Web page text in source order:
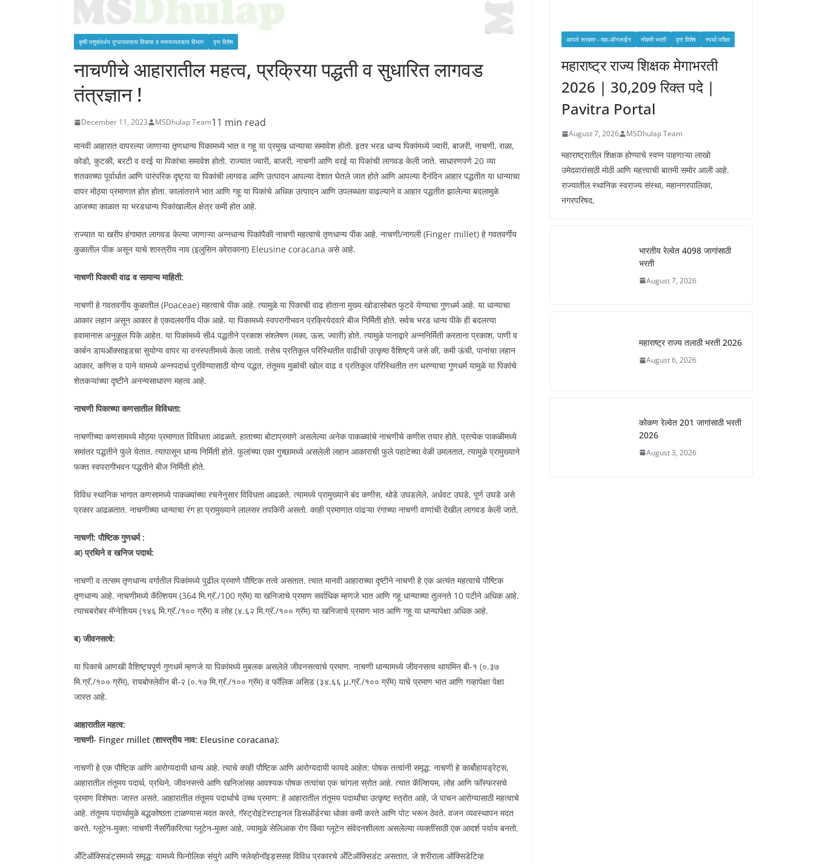
कृषी पशुसंवर्धन दुग्‍धव्‍यवसाय विकास व मत्‍स्‍यव्‍यवसाय विभाग वृत्त विशेष
नाचणीचे आहारातील महत्व, प्रक्रिया पद्धती व सुधारित लागवड
तंत्रज्ञान !
December 11, 2023 MSDhulap Team11 min read
मानवी आहारात वापरल्या जाणाऱ्या तृणधान्य पिकामध्ये भात व गहू या प्रमुख धान्याचा समावेश होतो. इतर भरड धान्य पिकांमध्ये ज्वारी, बाजरी, नाचणी, राळा,
कोडो, कुटकी, बरटी व वरई या पिकांचा समावेश होतो. राज्यात ज्वारी, बाजरी, नाचणी आणि वरई या पिकांची लागवड केली जाते. साधारणपणे 20 व्या
शतकाच्या पूर्वार्धात आणि पारंपरिक दृष्ट्या या पिकांची लागवड आणि उत्पादन आपल्या देशात घेतले जात होते आणि आपल्या दैनंदिन आहार पद्धतीत या धान्याचा
वापर मोठ्या प्रमाणात होत होता. कालांतराने भात आणि गहू या पिकांचे अधिक उत्पादन आणि उपलब्धता वाढल्याने व आहार पद्धतीत झालेल्या बदलामुळे
आजच्या काळात या भरडधान्य पिकांखालील क्षेत्र कमी होत आहे.
राज्यात या खरीप हंगामात लागवड केल्या जाणाऱ्या अन्नधान्य पिकांपैकी नाचणी महत्वाचे तृणधान्य पीक आहे. नाचणी/नागली (Finger millet) हे गवतवर्गीय
कुळातील पीक असून याचे शास्त्रीय नाव (इलुसिन कोराकाना) Eleusine coracana असे आहे.
नाचणी पिकाची वाढ व सामान्य माहिती:
नाचणी हे गवतवर्गीय कुळातील (Poaceae) महत्वाचे पीक आहे. त्यामुळे या पिकाची वाढ होताना मुख्य खोडासोबत फुटवे येण्याचा गुणधर्म आहे. या धान्याचा
आकार लहान असून आकार हे एकदलवर्गीय पीक आहे. या पिकामध्ये स्वपरागीभवन प्रक्रियेदवारे बीज निर्मिती होते. सर्वच भरड धान्य पीके ही बदलत्या
हवामानास अनुकूल पिके आहेत. या पिकांमध्ये सी4 पद्धतीने प्रकाश संश्लेषण (मका, ऊस, ज्वारी) होते. त्यामुळे पानाद्वारे अन्ननिर्मिती करताना प्रकाश, पाणी व
कार्बन डायऑक्साइडचा सुयोग्य वापर या वनस्पतीमध्ये केला जातो. तसेच प्रतिकूल परिस्थितीत वाढीची उत्कृष्ठ वैशिष्ट्ये जसे की, कमी ऊंची, पानांचा लहान
आकार, कणिस व पाने यामध्ये अन्नपदार्थ पुरविण्यासाठी योग्य पद्धत, तंतूमय मुळांची खोल वाढ व प्रतिकूल परिस्थितीत तग धरण्याचा गुणधर्म यामुळे या पिकांचे
शेतकऱ्यांच्या दृष्टीने अनन्यसाधारण महत्व आहे.
नाचणी पिकाच्या कणसातील विविधता:
नाचणीच्या कणसामध्ये मोठ्या प्रमाणात विविधता आढळते. हाताच्या बोटाप्रमाणे असलेल्या अनेक पाकळ्यांचे नाचणीचे कणीस तयार होते. प्रत्येक पाकळीमध्ये
समांतर पद्धतीने फुले येतात. त्यापासून धान्य निर्मिती होते. फुलांच्या एका गुच्छामध्ये असलेली लहान आकाराची फुले पहाटेच्या वेळी उमलतात, त्यामुळे प्रामुख्याने
फक्त स्वपरागीभवन पद्धतीने बीज निर्मिती होते.
विविध स्थानिक भागात कणसामध्ये पाकळ्यांच्या रचनेनुसार विविधता आढळते. त्यामध्ये प्रामुख्याने बंद कणीस, थोडे उघडलेले, अर्धवट उघडे, पूर्ण उघडे असे
प्रकार आढळतात. नाचणीच्या धान्याचा रंग हा प्रामुख्याने लालसर तपकिरी असतो. काही प्रमाणात पांढऱ्या रंगाच्या नाचणी वाणांची देखील लागवड केली जाते.
नाचणी: पौष्टिक गुणधर्म :
अ) प्रथिने व खनिज पदार्थ:
नाचणी व तत्सम तृणधान्य वर्गातील पिकांमध्ये पुढील प्रमाणे पौष्टिक तत्वे असतात. त्यात मानवी आहाराच्या दृष्टीने नाचणी हे एक अत्यंत महत्वाचे पौष्टिक
तृणधान्य आहे. नाचणीमध्ये कॅल्शियम (364 मि.ग्रॅ./100 ग्रॅम) या खनिजाचे प्रमाण सर्वाधिक म्हणजे भात आणि गहू धान्याच्या तुलनते 10 पटीने अधिक आहे.
त्याचबरोबर मॅग्नेशियम (१४६ मि.ग्रॅ./१०० ग्रॅम) व लोह (४.६२ मि.ग्रॅ./१०० ग्रॅम) या खनिजाचे प्रमाण भात आणि गहू या धान्यापेक्षा अधिक आहे.
ब) जीवनसत्वे:
या पिकाचे आणखी वैशिष्ट्यपूर्ण गुणधर्म म्हणजे या पिकांमध्ये मुबलक असलेले जीवनसत्वाचे प्रमाण. नाचणी धान्यामध्ये जीवनसत्व थायमिन बी-१ (०.३७
मि.ग्रॅ./१०० ग्रॅम), रायबोफ्लेवीन बी-२ (०.१७ मि.ग्रॅ./१०० ग्रॅम) व फॉलिक असिड (३४.६६ µ.ग्रॅ./१०० ग्रॅम) याचे प्रमाण भात आणि गव्हापेक्षा पेक्षा
जास्त आहे.
आहारातील महत्व:
नाचणी- Finger millet (शास्त्रीय नाव: Eleusine coracana):
नाचणी हे एक पौष्टिक आणि आरोग्यदायी धान्य आहे. त्याचे काही पौष्टिक आणि आरोग्यदायी फायदे आहेत: पोषक तत्वांनी समृद्ध: नाचणी हे कार्बोहायड्रेट्स,
आहारातील तंतूमय पदार्थ, प्रथिने, जीवनसत्त्वे आणि खनिजांसह आवश्यक पोषक तत्वांचा एक चांगला स्रोत आहे. त्यात कॅल्शियम, लोह आणि फॉस्फरसचे
प्रमाण विशेषतः जास्त असते. आहारातील तंतूमय पदार्थाचे उच्च प्रमाण: हे आहारातील तंतूमय पदार्थांचा उत्कृष्ट स्त्रोत आहे, जे पाचन आरोग्यासाठी महत्वाचे
आहे. तंतूमय पदार्थामुळे बद्धकोष्ठता टाळण्यास मदत करते, गॅस्ट्रोइंटेस्टाइनल डिसऑर्डरचा धोका कमी करते आणि पोट भरून ठेवते. वजन व्यवस्थापन मदत
करते. ग्लूटेन-मुक्त: नाचणी नैसर्गिकरित्या ग्लूटेन-मुक्त आहे, ज्यामुळे सेलिआक रोग किंवा ग्लूटेन संवेदनशीलता असलेल्या व्यक्तींसाठी एक आदर्श पर्याय बनतो.
अँटिऑक्सिडंट्समध्ये समृद्ध: यामध्ये फिनोलिक संयुगे आणि फ्लेव्होनॉइड्ससह विविध प्रकारचे अँटिऑक्सिडंट असतात, जे शरीराला ऑक्सिडेटिव्ह
आपले सरकार - महा-ऑनलाईन नोकरी भरती वृत्त विशेष स्पर्धा परीक्षा
महाराष्ट्र राज्य शिक्षक मेगाभरती
2026 | 30,209 रिक्त पदे |
Pavitra Portal
August 7, 2026 MSDhulap Team
महाराष्ट्रातील शिक्षक होण्याचे स्वप्न पाहणाऱ्या लाखो
उमेदवारांसाठी मोठी आणि महत्त्वाची बातमी समोर आली आहे.
राज्यातील स्थानिक स्वराज्य संस्था, महानगरपालिका,
नगरपरिषद,
भारतीय रेल्वेत 4098 जागांसाठी
भरती
August 7, 2026
महाराष्ट्र राज्य तलाठी भरती 2026
August 6, 2026
कोकण रेल्वेत 201 जागांसाठी भरती
2026
August 3, 2026